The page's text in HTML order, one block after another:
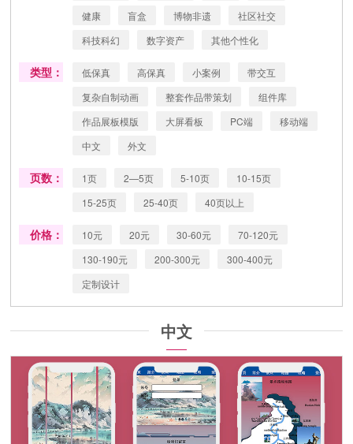
健康
盲盒 博物非遗
社区社交
科技科幻
数字资产 其他个性化
类型： 低保真 高保真 小案例
带交互
复杂自制动画
整套作品带策划
组件库
作品展板模版
大屏看板 PC端
移动端
中文
外文
页数： 1页 2—5页 5-10页
10-15页
15-25页
25-40页 40页以上
价格： 10元 20元 30-60元
70-120元
130-190元
200-300元
300-400元
定制设计
中文